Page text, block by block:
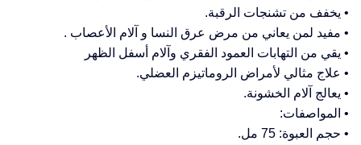
• يخفف من تشنجات الرقبة.
• مفيد لمن يعاني من مرض عرق النسا و آلام الأعصاب .
• يقي من التهابات العمود الفقري وآلام أسفل الظهر
• علاج مثالي لأمراض الروماتيزم العضلي.
• يعالج آلام الخشونة.
• المواصفات:
• حجم العبوة: 75 مل.